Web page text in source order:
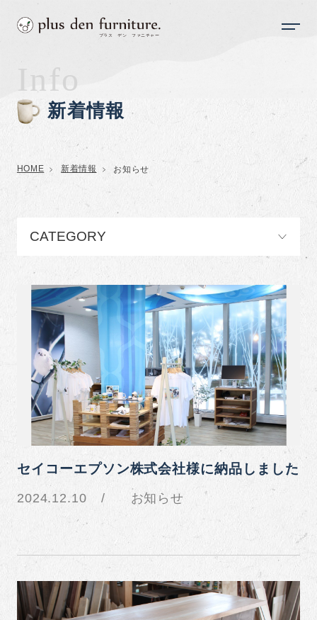
Info
新着情報
HOME 新着情報 お知らせ
セイコーエプソン株式会社様に納品しました
2024.12.10 お知らせ